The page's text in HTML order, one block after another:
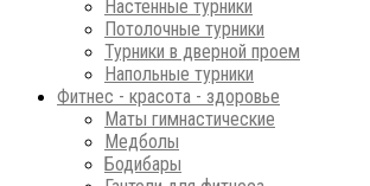
Настенные турники
Потолочные турники
Турники в дверной проем
Напольные турники
Фитнес - красота - здоровье
Маты гимнастические
Медболы
Бодибары